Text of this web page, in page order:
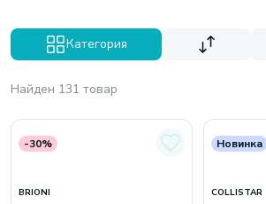
Категория
Найден 131 товар
-30%
BRIONI
Новинка
COLLISTAR